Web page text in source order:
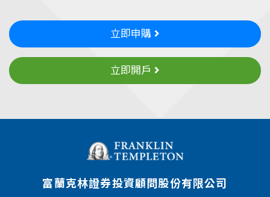
立即申購
立即開戶
富蘭克林證券投資顧問股份有限公司